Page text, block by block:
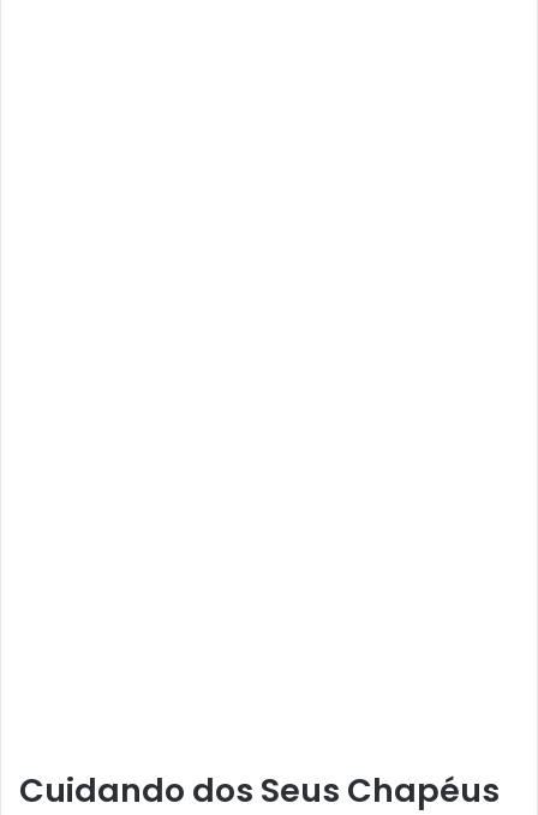
Cuidando dos Seus Chapéus